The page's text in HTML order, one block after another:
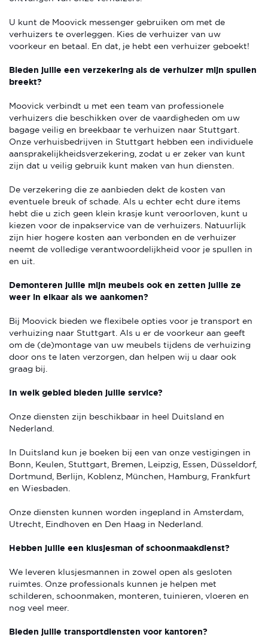
U kunt de Moovick messenger gebruiken om met de
verhuizers te overleggen. Kies de verhuizer van uw
voorkeur en betaal. En dat, je hebt een verhuizer geboekt!
Bieden jullie een verzekering als de verhuizer mijn spullen
breekt?
Moovick verbindt u met een team van professionele
verhuizers die beschikken over de vaardigheden om uw
bagage veilig en breekbaar te verhuizen naar Stuttgart.
Onze verhuisbedrijven in Stuttgart hebben een individuele
aansprakelijkheidsverzekering, zodat u er zeker van kunt
zijn dat u veilig gebruik kunt maken van hun diensten.
De verzekering die ze aanbieden dekt de kosten van
eventuele breuk of schade. Als u echter echt dure items
hebt die u zich geen klein krasje kunt veroorloven, kunt u
kiezen voor de inpakservice van de verhuizers. Natuurlijk
zijn hier hogere kosten aan verbonden en de verhuizer
neemt de volledige verantwoordelijkheid voor je spullen in
en uit.
Demonteren jullie mijn meubels ook en zetten jullie ze
weer in elkaar als we aankomen?
Bij Moovick bieden we flexibele opties voor je transport en
verhuizing naar Stuttgart. Als u er de voorkeur aan geeft
om de (de)montage van uw meubels tijdens de verhuizing
door ons te laten verzorgen, dan helpen wij u daar ook
graag bij.
In welk gebied bieden jullie service?
Onze diensten zijn beschikbaar in heel Duitsland en
Nederland.
In Duitsland kun je boeken bij een van onze vestigingen in
Bonn, Keulen, Stuttgart, Bremen, Leipzig, Essen, Düsseldorf,
Dortmund, Berlijn, Koblenz, München, Hamburg, Frankfurt
en Wiesbaden.
Onze diensten kunnen worden ingepland in Amsterdam,
Utrecht, Eindhoven en Den Haag in Nederland.
Hebben jullie een klusjesman of schoonmaakdienst?
We leveren klusjesmannen in zowel open als gesloten
ruimtes. Onze professionals kunnen je helpen met
schilderen, schoonmaken, monteren, tuinieren, vloeren en
nog veel meer.
Bieden jullie transportdiensten voor kantoren?